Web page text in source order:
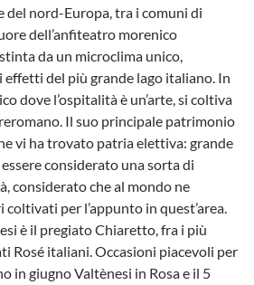
del nord-Europa, tra i comuni di
dell’anfiteatro morenico
da un microclima unico,
del più grande lago italiano. In
dove l’ospitalità è un’arte, si coltiva
Il suo principale patrimonio
vi ha trovato patria elettiva: grande
considerato una sorta di
considerato che al mondo ne
per l’appunto in quest’area.
è il pregiato Chiaretto, fra i più
Rosé italiani. Occasioni piacevoli per
in giugno Valtènesi in Rosa e il 5